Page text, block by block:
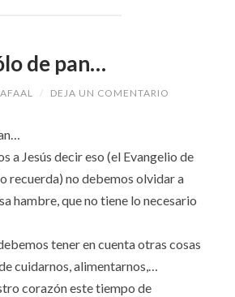
de pan…
/ DEJA UN COMENTARIO
a Jesús decir eso (el Evangelio de
recuerda) no debemos olvidar a
hambre, que no tiene lo necesario
tener en cuenta otras cosas
cuidarnos, alimentarnos,…
corazón este tiempo de